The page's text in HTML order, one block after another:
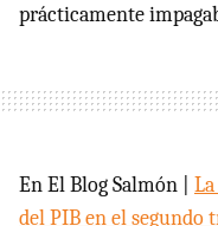
prácticamente
En El Blog Salmón |
del PIB en el segundo